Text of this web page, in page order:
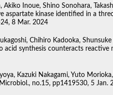
Akiko Inoue, Shino Sonohara,
aspartate kinase identified in a
8 Mar. 2024
Chihiro Kadooka,
synthesis counteracts reactive
Kazuki Nakagami, Yuto
no.15, pp1419530, 5 Jan.